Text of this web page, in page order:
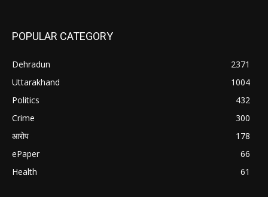
POPULAR CATEGORY
Dehradun
2371
Uttarakhand
1004
Politics
432
Crime
300
आरोप
178
ePaper
66
Health
61